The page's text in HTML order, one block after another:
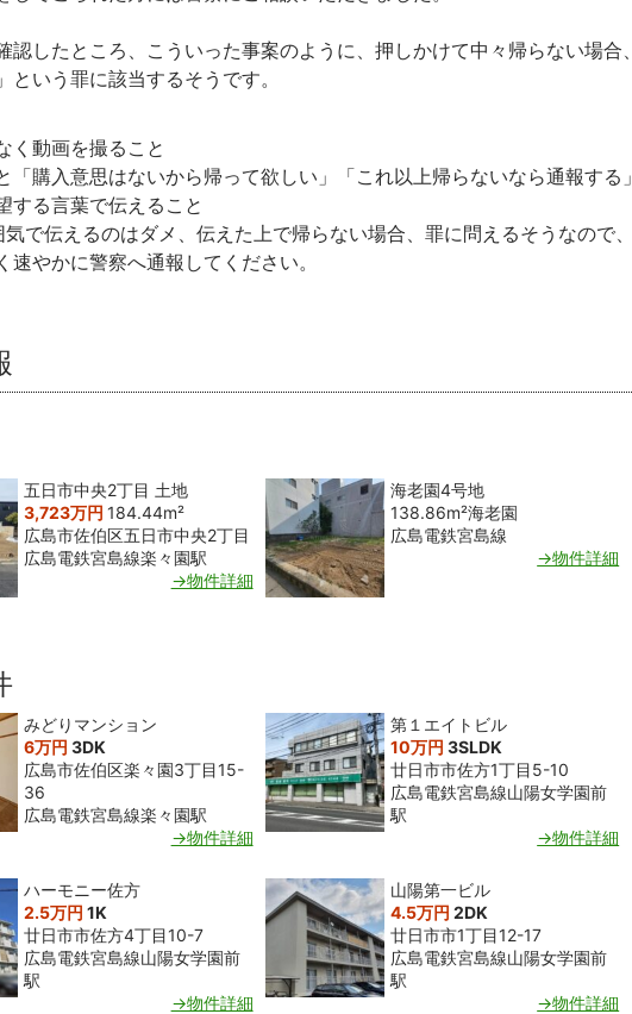
認したところ、こういった事案のように、押しかけて中々帰らない場合、
という罪に該当するそうです。
く動画を撮ること
「購入意思はないから帰って欲しい」「これ以上帰らないなら通報する」
する言葉で伝えること
で伝えるのはダメ、伝えた上で帰らない場合、罪に問えるそうなので、
速やかに警察へ通報してください。
五日市中央2丁目 土地
3,723万円 184.44m²
広島市佐伯区五日市中央2丁目
広島電鉄宮島線楽々園駅
→物件詳細
海老園4号地
138.86m²海老園
広島電鉄宮島線
→物件詳細
みどりマンション
6万円 3DK
広島市佐伯区楽々園3丁目15-
36
広島電鉄宮島線楽々園駅
→物件詳細
第１エイトビル
10万円 3SLDK
廿日市市佐方1丁目5-10
広島電鉄宮島線山陽女学園前
駅
→物件詳細
ハーモニー佐方
2.5万円 1K
廿日市市佐方4丁目10-7
広島電鉄宮島線山陽女学園前
駅
→物件詳細
山陽第一ビル
4.5万円 2DK
廿日市市1丁目12-17
広島電鉄宮島線山陽女学園前
駅
→物件詳細